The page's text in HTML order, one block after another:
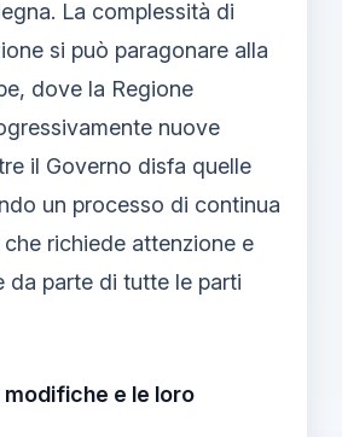
La complessità di
si può paragonare alla
dove la Regione
nuove
il Governo disfa quelle
un processo di continua
richiede attenzione e
da parte di tutte le parti
e le loro